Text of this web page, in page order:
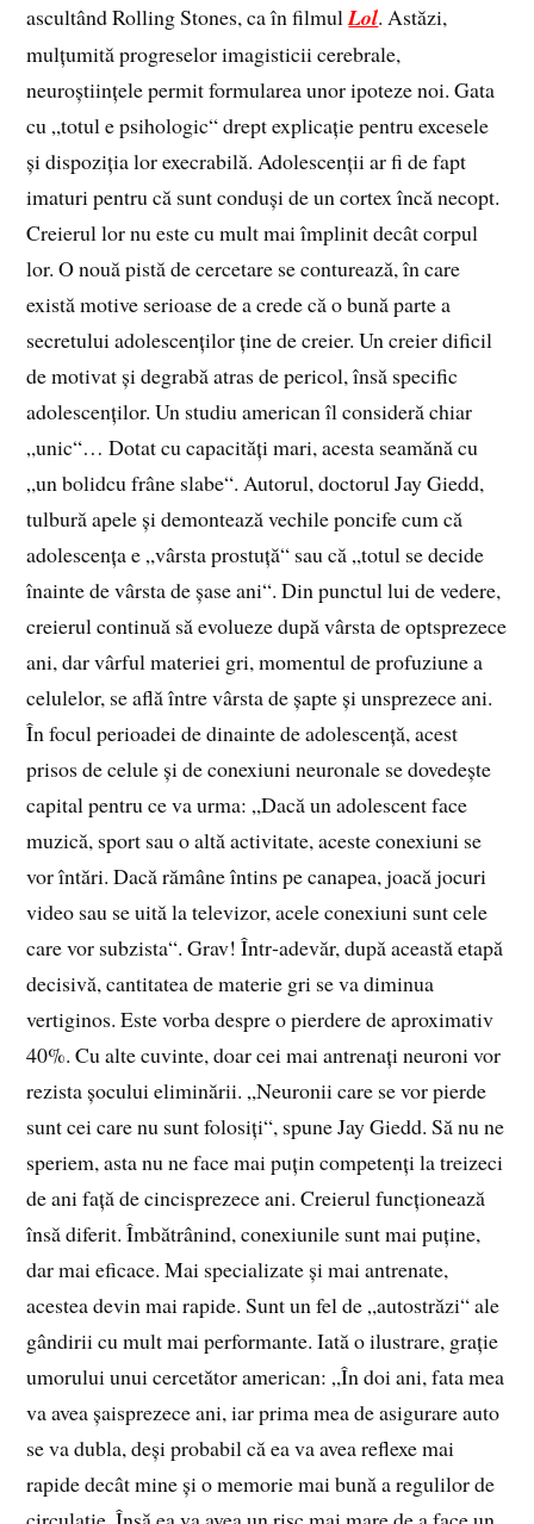
ascultând Rolling Stones, ca în filmulLol. Astăzi,
mulțumită progreselor imagisticii cerebrale,
neuroștiințele permit formularea unor ipoteze noi. Gata
cu „totul e psihologic“ drept explicație pentru excesele
și dispoziția lor execrabilă. Adolescenții ar fi de fapt
imaturi pentru că sunt conduși de un cortex încă necopt.
Creierul lor nu este cu mult mai împlinit decât corpul
lor. O nouă pistă de cercetare se conturează, în care
există motive serioase de a crede că o bună parte a
secretului adolescenților ține de creier. Un creier dificil
de motivat și degrabă atras de pericol, însă specific
adolescenților. Un studiu american îl consideră chiar
„unic“… Dotat cu capacități mari, acesta seamănă cu
„un bolidcu frâne slabe“. Autorul, doctorul Jay Giedd,
tulbură apele și demontează vechile poncife cum că
adolescența e „vârsta prostuță“ sau că „totul se decide
înainte de vârsta de șase ani“. Din punctul lui de vedere,
creierul continuă să evolueze după vârsta de optsprezece
ani, dar vârful materiei gri, momentul de profuziune a
celulelor, se află între vârsta de șapte și unsprezece ani.
În focul perioadei de dinainte de adolescență, acest
prisos de celule și de conexiuni neuronale se dovedește
capital pentru ce va urma: „Dacă un adolescent face
muzică, sport sau o altă activitate, aceste conexiuni se
vor întări. Dacă rămâne întins pe canapea, joacă jocuri
video sau se uită la televizor, acele conexiuni sunt cele
care vor subzista“. Grav! Într‑adevăr, după această etapă
decisivă, cantitatea de materie gri se va diminua
vertiginos. Este vorba despre o pierdere de aproximativ
40%. Cu alte cuvinte, doar cei mai antrenați neuroni vor
rezista șocului eliminării. „Neuronii care se vor pierde
sunt cei care nu sunt folosiți“, spune Jay Giedd. Să nu ne
speriem, asta nu ne face mai puțin competenți la treizeci
de ani față de cincisprezece ani. Creierul funcționează
însă diferit. Îmbătrânind, conexiunile sunt mai puține,
dar mai eficace. Mai specializate și mai antrenate,
acestea devin mai rapide. Sunt un fel de „autostrăzi“ ale
gândirii cu mult mai performante. Iată o ilustrare, grație
umorului unui cercetător american: „În doi ani, fata mea
va avea șaisprezece ani, iar prima mea de asigurare auto
se va dubla, deși probabil că ea va avea reflexe mai
rapide decât mine și o memorie mai bună a regulilor de